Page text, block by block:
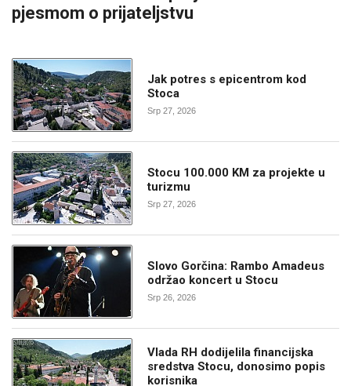
pjesmom o prijateljstvu
Jak potres s epicentrom kod
Stoca
Srp 27, 2026
Stocu 100.000 KM za projekte u
turizmu
Srp 27, 2026
Slovo Gorčina: Rambo Amadeus
održao koncert u Stocu
Srp 26, 2026
Vlada RH dodijelila financijska
sredstva Stocu, donosimo popis
korisnika